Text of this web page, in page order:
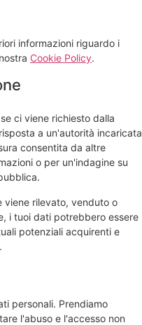
informazioni riguardo i
Cookie Policy.
ci viene richiesto dalla
a un'autorità incaricata
consentita da altre
o per un'indagine su
viene rilevato, venduto o
i tuoi dati potrebbero essere
potenziali acquirenti e
personali. Prendiamo
l'abuso e l'accesso non